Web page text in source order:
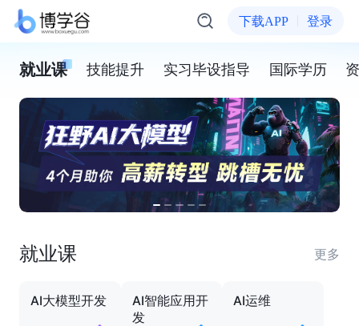
下载APP 登录
就业课 技能提升 实习毕设指导 国际学历
就业课 更多
AI大模型开发
AI智能应用开
发
AI运维